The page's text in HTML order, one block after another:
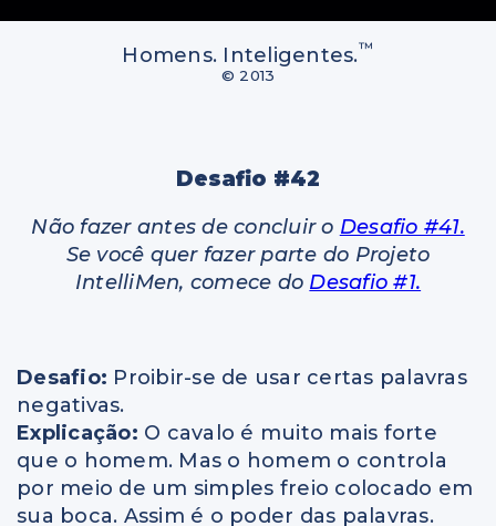
Homens. Inteligentes.™
© 2013
Desafio #42
Não fazer antes de concluir o Desafio #41.
Se você quer fazer parte do Projeto
IntelliMen, comece do Desafio #1.
Desafio: Proibir-se de usar certas palavras
negativas.
Explicação: O cavalo é muito mais forte
que o homem. Mas o homem o controla
por meio de um simples freio colocado em
sua boca. Assim é o poder das palavras.